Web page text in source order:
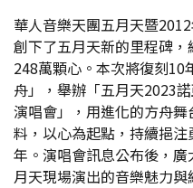
華人音樂天團五月天暨
創下了五月天新的里程碑
248萬顆心。本次將復刻10
舟」，舉辦「五月天2023
演唱會」，用進化的方舟
料，以心為起點，持續挹
年。演唱會訊息公布後，
月天現場演出的音樂魅力與